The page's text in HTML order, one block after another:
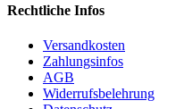
Rechtliche Infos
Versandkosten
Zahlungsinfos
AGB
Widerrufsbelehrung